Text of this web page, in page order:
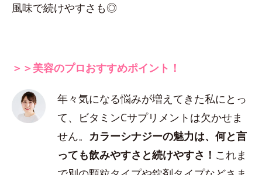
風味で続けやすさも◎
＞＞美容のプロおすすめポイント！
年々気になる悩みが増えてきた私にとっ
て、ビタミンCサプリメントは欠かせま
せん。 カラーシナジーの魅力は、何と言
っても飲みやすさと続けやすさ！ これま